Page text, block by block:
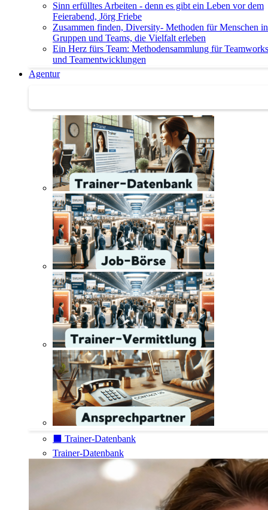
Sinn erfülltes Arbeiten - denn es gibt ein Leben vor dem
Feierabend, Jörg Friebe
Zusammen finden, Diversity- Methoden für Menschen in
Gruppen und Teams, die Vielfalt erleben
Ein Herz fürs Team: Methodensammlung für
und Teamentwicklungen
Agentur
⬛️ Trainer-Datenbank
Trainer-Datenbank